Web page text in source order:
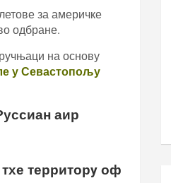
за америчке
одбране.
на основу
у Севастопољу
аир
территорy оф